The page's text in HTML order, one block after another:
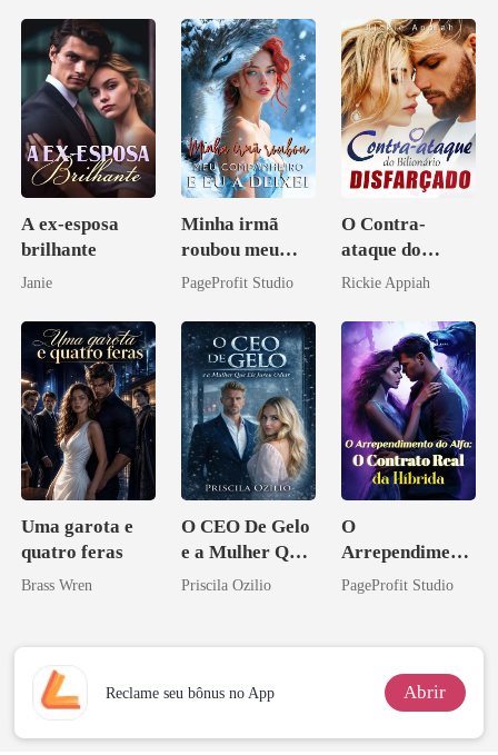
A ex-esposa
brilhante
Janie
Minha irmã
roubou meu
companheiro e
PageProfit Studio
O Contra-
ataque do
Bilionário
Rickie Appiah
Uma garota e
quatro feras
Brass Wren
O CEO De Gelo
e a Mulher Que
Ele Jurou Odiar
Priscila Ozilio
O
Arrependiment
o do Alfa: O
PageProfit Studio
Reclame seu bônus no App Abrir